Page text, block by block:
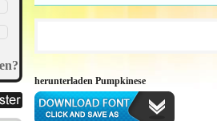
herunterladen Pumpkinese